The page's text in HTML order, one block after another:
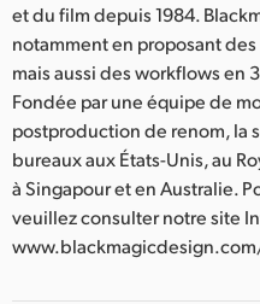
et du film depuis 1984.
notamment en proposant
mais aussi des workflows en
Fondée par une équipe de
postproduction de renom, la
bureaux aux États-Unis, au
à Singapour et en Australie.
veuillez consulter notre site